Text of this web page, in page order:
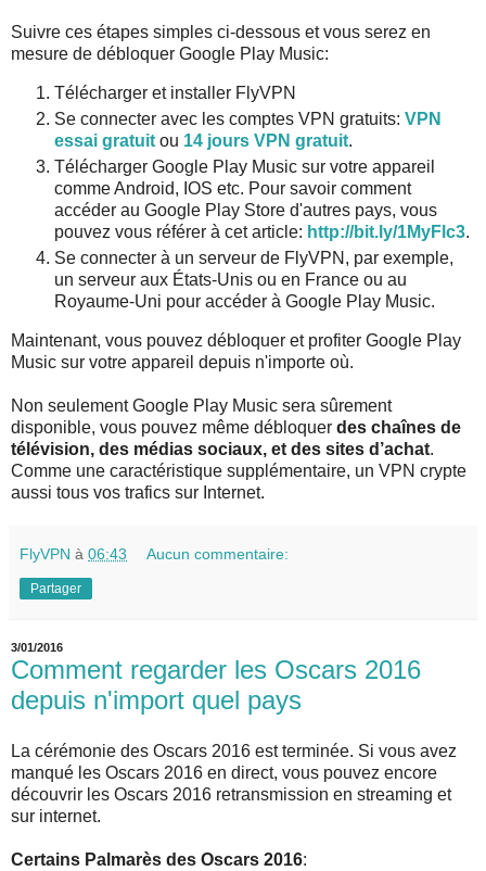
Suivre ces étapes simples ci-dessous et vous serez en
mesure de débloquer Google Play Music:
Télécharger et installer FlyVPN
Se connecter avec les comptes VPN gratuits: VPN
essai gratuit ou 14 jours VPN gratuit.
Télécharger Google Play Music sur votre appareil
comme Android, IOS etc. Pour savoir comment
accéder au Google Play Store d'autres pays, vous
pouvez vous référer à cet article: http://bit.ly/1MyFlc3.
Se connecter à un serveur de FlyVPN, par exemple,
un serveur aux États-Unis ou en France ou au
Royaume-Uni pour accéder à Google Play Music.
Maintenant, vous pouvez débloquer et profiter Google Play
Music sur votre appareil depuis n'importe où.
Non seulement Google Play Music sera sûrement
disponible, vous pouvez même débloquer des chaînes de
télévision, des médias sociaux, et des sites d’achat.
Comme une caractéristique supplémentaire, un VPN crypte
aussi tous vos trafics sur Internet.
FlyVPN à 06:43 Aucun commentaire:
Partager
3/01/2016
Comment regarder les Oscars 2016
depuis n'import quel pays
La cérémonie des Oscars 2016 est terminée. Si vous avez
manqué les Oscars 2016 en direct, vous pouvez encore
découvrir les Oscars 2016 retransmission en streaming et
sur internet.
Certains Palmarès des Oscars 2016: